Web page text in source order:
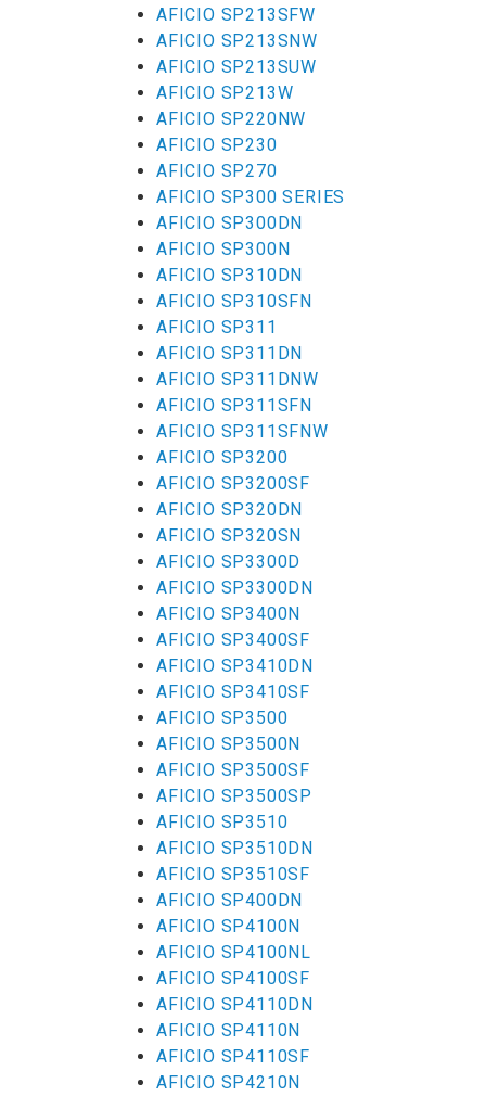
AFICIO SP213SFW
AFICIO SP213SNW
AFICIO SP213SUW
AFICIO SP213W
AFICIO SP220NW
AFICIO SP230
AFICIO SP270
AFICIO SP300 SERIES
AFICIO SP300DN
AFICIO SP300N
AFICIO SP310DN
AFICIO SP310SFN
AFICIO SP311
AFICIO SP311DN
AFICIO SP311DNW
AFICIO SP311SFN
AFICIO SP311SFNW
AFICIO SP3200
AFICIO SP3200SF
AFICIO SP320DN
AFICIO SP320SN
AFICIO SP3300D
AFICIO SP3300DN
AFICIO SP3400N
AFICIO SP3400SF
AFICIO SP3410DN
AFICIO SP3410SF
AFICIO SP3500
AFICIO SP3500N
AFICIO SP3500SF
AFICIO SP3500SP
AFICIO SP3510
AFICIO SP3510DN
AFICIO SP3510SF
AFICIO SP400DN
AFICIO SP4100N
AFICIO SP4100NL
AFICIO SP4100SF
AFICIO SP4110DN
AFICIO SP4110N
AFICIO SP4110SF
AFICIO SP4210N